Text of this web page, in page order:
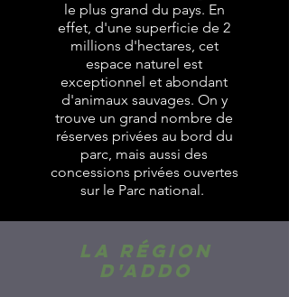
le plus grand du pays. En
effet, d'une superficie de 2
millions d'hectares, cet
espace naturel est
exceptionnel et abondant
d'animaux sauvages. On y
trouve un grand nombre de
réserves privées au bord du
parc, mais aussi des
concessions privées ouvertes
sur le Parc national.
La région
d'Addo